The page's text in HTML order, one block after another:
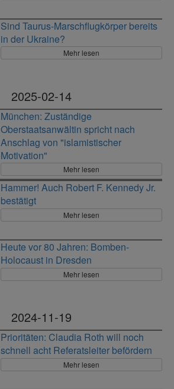
Sind Taurus-Marschflugkörper bereits
in der Ukraine?
Mehr lesen
2025-02-14
München: Zuständige
Oberstaatsanwältin spricht nach
Anschlag von "islamistischer
Motivation"
Mehr lesen
Hammer! Auch Robert F. Kennedy Jr.
bestätigt
Mehr lesen
Heute vor 80 Jahren: Bomben-
Holocaust in Dresden
Mehr lesen
2024-11-19
Prioritäten: Claudia Roth will noch
schnell acht Referatsleiter befördern
Mehr lesen